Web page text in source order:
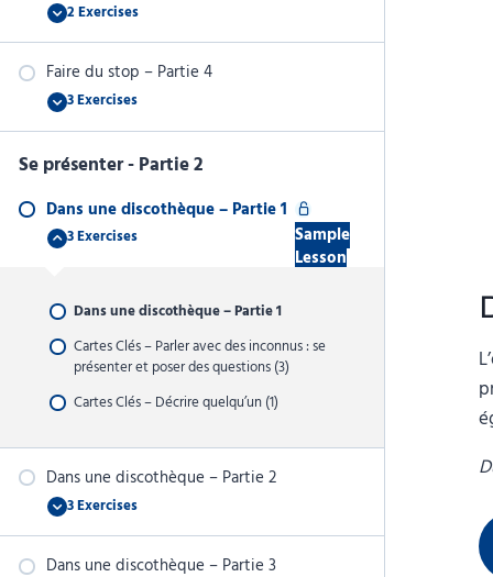
2Expand
Faire
–
3
2 Exercises
Faire du stop – Partie 4
Expand
Faire
–
Partie
3 Exercises
Se présenter - Partie 2
Dans une discothèque – Partie 1
Sample
Lesson
Collapse
Dans
Partie
3 Exercises
Dans une discothèque – Partie 1
Cartes Clés – Parler avec des inconnus : se
présenter et poser des questions (3)
Cartes Clés – Décrire quelqu’un (1)
Dans une discothèque – Partie 2
Expand
Dans
–
3 Exercises
Dans une discothèque – Partie 3